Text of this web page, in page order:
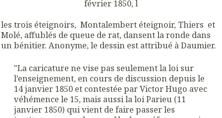
février 1850, l
les trois éteignoirs, Montalembert éteignoir, Thiers et
Molé, affublés de queue de rat, dansent la ronde dans
un bénitier. Anonyme, le dessin est attribué à Daumier.
"La caricature ne vise pas seulement la loi sur
l’enseignement, en cours de discussion depuis le
14 janvier 1850 et contestée par Victor Hugo avec
véhémence le 15, mais aussi la loi Parieu (11
janvier 1850) qui vient de faire passer les